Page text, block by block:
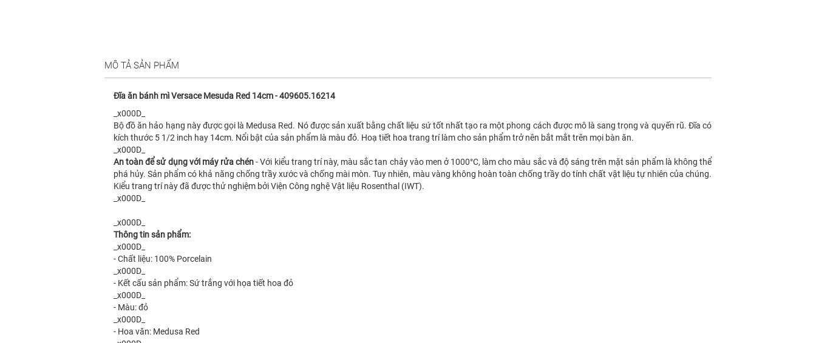
MÔ TẢ SẢN PHẨM
Đĩa ăn bánh mì Versace Mesuda Red 14cm - 409605.16214
_x000D_
Bộ đồ ăn hảo hạng này được gọi là Medusa Red. Nó được sản xuất bằng chất liệu sứ tốt nhất tạo ra một phong cách được mô là sang trọng và quyến rũ. Đĩa có
kích thước 5 1/2 inch hay 14cm. Nổi bật của sản phẩm là màu đỏ. Hoạ tiết hoa trang trí làm cho sản phẩm trở nên bắt mắt trên mọi bàn ăn.
_x000D_
An toàn để sử dụng với máy rửa chén- Với kiểu trang trí này, màu sắc tan chảy vào men ở 1000°C, làm cho màu sắc và độ sáng trên mặt sản phẩm là không thể
phá hủy. Sản phẩm có khả năng chống trầy xước và chống mài mòn. Tuy nhiên, màu vàng không hoàn toàn chống trầy do tính chất vật liệu tự nhiên của chúng.
Kiểu trang trí này đã được thử nghiệm bởi Viện Công nghệ Vật liệu Rosenthal (IWT).
_x000D_
_x000D_
Thông tin sản phẩm:
_x000D_
- Chất liệu: 100% Porcelain
_x000D_
- Kết cấu sản phẩm: Sứ trắng với họa tiết hoa đỏ
_x000D_
- Màu: đỏ
_x000D_
- Hoa văn: Medusa Red